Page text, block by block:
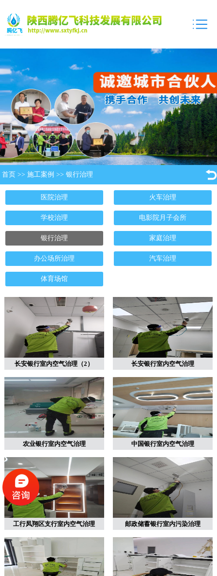
首页 >> 施工案例 >> 银行治理
医院治理 火车治理
学校治理 电影院月子会所
银行治理 家庭治理
办公场所治理 汽车治理
体育场馆
长安银行室内空气治理（2） 长安银行室内空气治理
农业银行室内空气治理 中国银行室内空气治理
工行凤翔区支行室内空气治理 邮政储蓄银行室内污染治理